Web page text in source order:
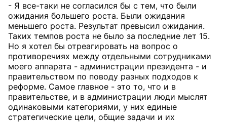
- Я все-таки не согласился бы с тем, что были
ожидания большего роста. Были ожидания
меньшего роста. Результат превысил ожидания.
Таких темпов роста не было за последние лет 15.
Но я хотел бы отреагировать на вопрос о
противоречиях между отдельными сотрудниками
моего аппарата - администрации президента - и
правительством по поводу разных подходов к
реформе. Самое главное - это то, что и в
правительстве, и в администрации люди мыслят
одинаковыми категориями, у них единые
стратегические цели, общие задачи и их